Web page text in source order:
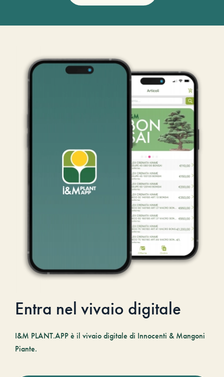
Entra nel vivaio digitale
I&M PLANT.APP è il vivaio digitale di Innocenti & Mangoni
Piante.